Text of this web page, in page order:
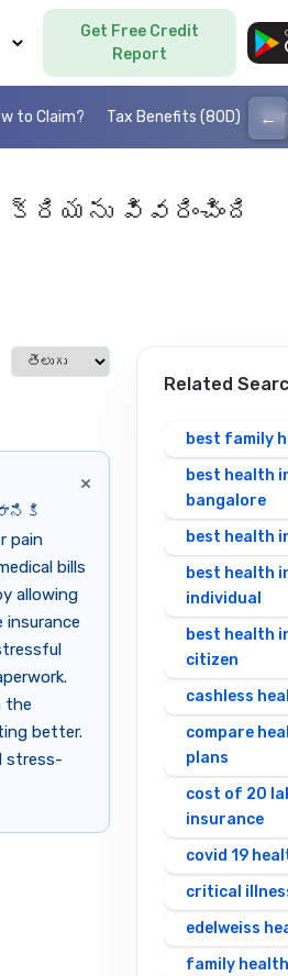
Get Free Credit
Report
to Claim? Tax Benefits (80D) ←
వివరించింది
Select language
×
pain
bills
allowing
the
better.
stress-
Related
best family
best health
bangalore
best health
best health
individual
best health
citizen
cashless
compare
plans
cost of 20
insurance
covid 19
critical
edelweiss
family